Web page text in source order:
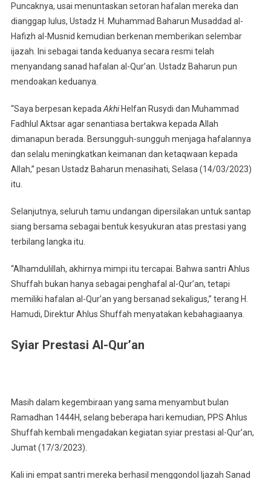
Puncaknya, usai menuntaskan setoran hafalan mereka dan
dianggap lulus, Ustadz H. Muhammad Baharun Musaddad al-
Hafizh al-Musnid kemudian berkenan memberikan selembar
ijazah. Ini sebagai tanda keduanya secara resmi telah
menyandang sanad hafalan al-Qur’an. Ustadz Baharun pun
mendoakan keduanya.
“Saya berpesan kepada AkhiHelfan Rusydi dan Muhammad
Fadhlul Aktsar agar senantiasa bertakwa kepada Allah
dimanapun berada. Bersungguh-sungguh menjaga hafalannya
dan selalu meningkatkan keimanan dan ketaqwaan kepada
Allah,” pesan Ustadz Baharun menasihati, Selasa (14/03/2023)
itu.
Selanjutnya, seluruh tamu undangan dipersilakan untuk santap
siang bersama sebagai bentuk kesyukuran atas prestasi yang
terbilang langka itu.
“Alhamdulillah, akhirnya mimpi itu tercapai. Bahwa santri Ahlus
Shuffah bukan hanya sebagai penghafal al-Qur’an, tetapi
memiliki hafalan al-Qur’an yang bersanad sekaligus,” terang H.
Hamudi, Direktur Ahlus Shuffah menyatakan kebahagiaanya.
Syiar Prestasi Al-Qur’an
Masih dalam kegembiraan yang sama menyambut bulan
Ramadhan 1444H, selang beberapa hari kemudian, PPS Ahlus
Shuffah kembali mengadakan kegiatan syiar prestasi al-Qur’an,
Jumat (17/3/2023).
Kali ini empat santri mereka berhasil menggondol Ijazah Sanad